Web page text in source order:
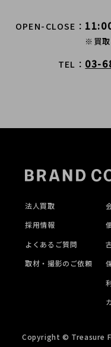
OPEN-CLOSE
※買
TEL 03-
法人買取
採用情報
よくあるご質問
取材・撮影のご依頼
Copyright © Treasure